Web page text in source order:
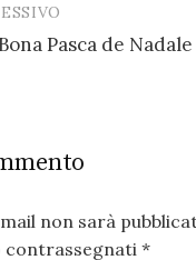
Pasca de Nadale
non sarà
contrassegnati *